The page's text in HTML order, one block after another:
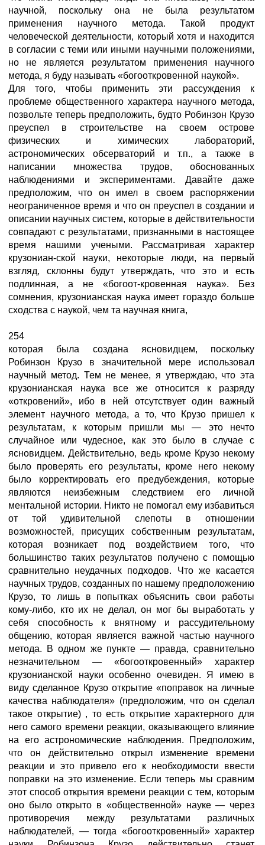
научной, поскольку она не была результатом
применения научного метода. Такой продукт
человеческой деятельности, который хотя и находится
в согласии с теми или иными научными положениями,
но не является результатом применения научного
метода, я буду называть «богооткровенной наукой».
Для того, чтобы применить эти рассуждения к
проблеме общественного характера научного метода,
позвольте теперь предположить, будто Робинзон Крузо
преуспел в строительстве на своем острове
физических и химических лабораторий,
астрономических обсерваторий и т.п., а также в
написании множества трудов, обоснованных
наблюдениями и экспериментами. Давайте даже
предположим, что он имел в своем распоряжении
неограниченное время и что он преуспел в создании и
описании научных систем, которые в действительности
совпадают с результатами, признанными в настоящее
время нашими учеными. Рассматривая характер
крузониан-ской науки, некоторые люди, на первый
взгляд, склонны будут утверждать, что это и есть
подлинная, а не «богоот-кровенная наука». Без
сомнения, крузонианская наука имеет гораздо больше
сходства с наукой, чем та научная книга,
254
которая была создана ясновидцем, поскольку
Робинзон Крузо в значительной мере использовал
научный метод. Тем не менее, я утверждаю, что эта
крузонианская наука все же относится к разряду
«откровений», ибо в ней отсутствует один важный
элемент научного метода, а то, что Крузо пришел к
результатам, к которым пришли мы — это нечто
случайное или чудесное, как это было в случае с
ясновидцем. Действительно, ведь кроме Крузо некому
было проверять его результаты, кроме него некому
было корректировать его предубеждения, которые
являются неизбежным следствием его личной
ментальной истории. Никто не помогал ему избавиться
от той удивительной слепоты в отношении
возможностей, присущих собственным результатам,
которая возникает под воздействием того, что
большинство таких результатов получено с помощью
сравнительно неудачных подходов. Что же касается
научных трудов, созданных по нашему предположению
Крузо, то лишь в попытках объяснить свои работы
кому-либо, кто их не делал, он мог бы выработать у
себя способность к внятному и рассудительному
общению, которая является важной частью научного
метода. В одном же пункте — правда, сравнительно
незначительном — «богооткровенный» характер
крузонианской науки особенно очевиден. Я имею в
виду сделанное Крузо открытие «поправок на личные
качества наблюдателя» (предположим, что он сделал
такое открытие) , то есть открытие характерного для
него самого времени реакции, оказывающего влияние
на его астрономические наблюдения. Предположим,
что он действительно открыл изменение времени
реакции и это привело его к необходимости ввести
поправки на это изменение. Если теперь мы сравним
этот способ открытия времени реакции с тем, которым
оно было открыто в «общественной» науке — через
противоречия между результатами различных
наблюдателей, — тогда «богооткровенный» характер